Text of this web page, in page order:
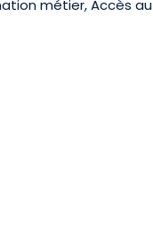
métier, Accès au